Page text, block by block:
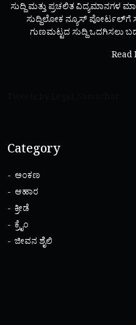
ಸುದ್ದಿ ಮತ್ತು ಪ್ರಚಲಿತ ವಿದ್ಯಮಾನಗಳ
ಸುದ್ದಿಲೋಕ ನ್ಯೂಸ್ ಪೋರ್ಟಲ್‌ಗೆ
ಗುಣಮಟ್ಟದ ಸುದ್ದಿ ಒದಗಿಸಲು
Read
Category
ಅಂಕಣ
ಆಹಾರ
ಕ್ರೀಡೆ
ಕ್ರೈಂ
ಜೀವನ ಶೈಲಿ